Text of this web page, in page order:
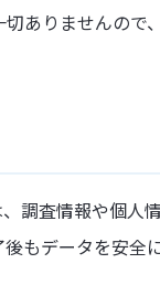
ありませんので
調査情報や個人
もデータを安全